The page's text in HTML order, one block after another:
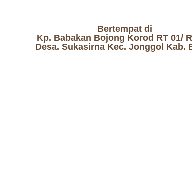
Bertempat di
Kp. Babakan Bojong Korod RT 01/
Desa. Sukasirna Kec. Jonggol Kab.